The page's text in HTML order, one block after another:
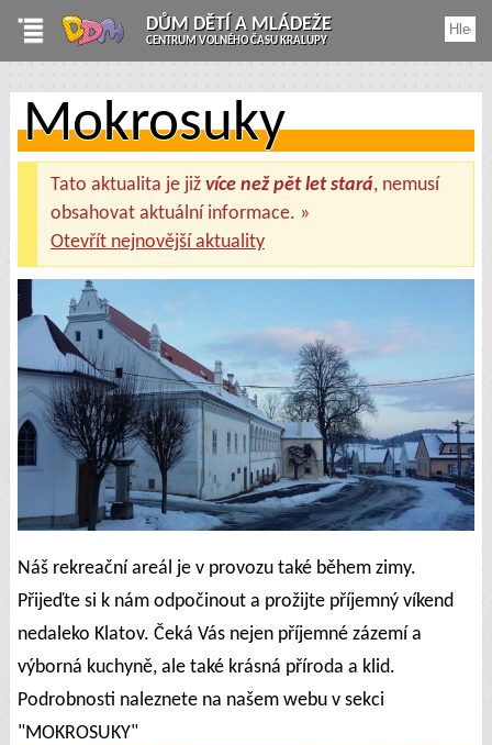
DŮM DĚTÍ A MLÁDEŽE
CENTRUM VOLNÉHO ČASU KRALUPY
Mokrosuky
Tato aktualita je již více než pět let stará, nemusí
obsahovat aktuální informace. »
Otevřít nejnovější aktuality
Náš rekreační areál je v provozu také během zimy.
Přijeďte si k nám odpočinout a prožijte příjemný víkend
nedaleko Klatov. Čeká Vás nejen příjemné zázemí a
výborná kuchyně, ale také krásná příroda a klid.
Podrobnosti naleznete na našem webu v sekci
"MOKROSUKY"